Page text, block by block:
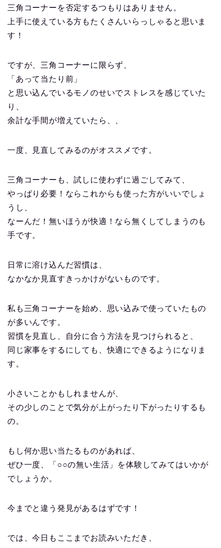
三角コーナーを否定するつもりはありません。
上手に使えている方もたくさんいらっしゃると思いま
す！
ですが、三角コーナーに限らず、
「あって当たり前」
と思い込んでいるモノのせいでストレスを感じていた
り、
余計な手間が増えていたら、、
一度、見直してみるのがオススメです。
三角コーナーも、試しに使わずに過ごしてみて、
やっぱり必要！ならこれからも使った方がいいでしょ
うし、
なーんだ！無いほうが快適！なら無くしてしまうのも
手です。
日常に溶け込んだ習慣は、
なかなか見直すきっかけがないものです。
私も三角コーナーを始め、思い込みで使っていたもの
が多いんです。
習慣を見直し、自分に合う方法を見つけられると、
同じ家事をするにしても、快適にできるようになりま
す。
小さいことかもしれませんが、
その少しのことで気分が上がったり下がったりするも
の。
もし何か思い当たるものがあれば、
ぜひ一度、「○○の無い生活」を体験してみてはいかが
でしょうか。
今までと違う発見があるはずです！
では、今日もここまでお読みいただき、